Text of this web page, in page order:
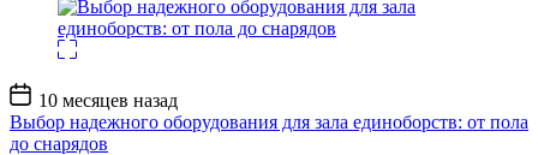
Дата
записи
10 месяцев назад
Выбор надежного оборудования для зала единоборств: от пола
до снарядов